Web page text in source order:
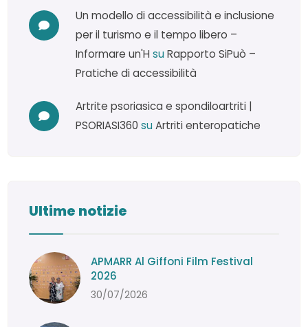
Un modello di accessibilità e inclusione
per il turismo e il tempo libero –
Informare un'H suRapporto SiPuò –
Pratiche di accessibilità
Artrite psoriasica e spondiloartriti |
PSORIASI360 suArtriti enteropatiche
Ultime notizie
APMARR Al Giffoni Film Festival
2026
30/07/2026